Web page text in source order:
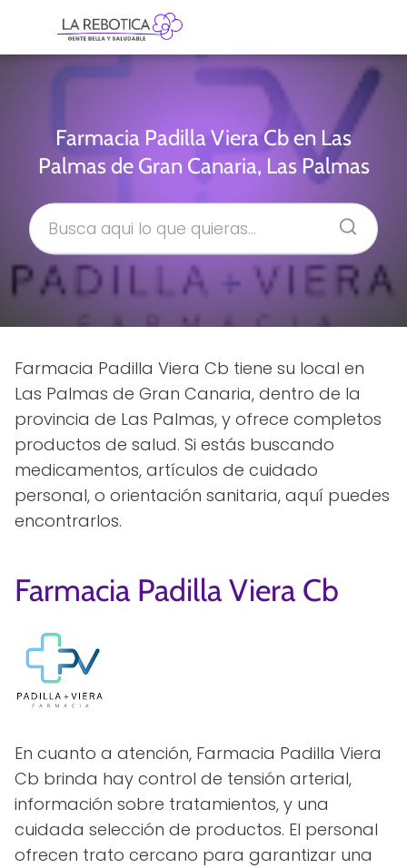
Farmacia Padilla Viera Cb en Las
Palmas de Gran Canaria, Las Palmas
Farmacia Padilla Viera Cb tiene su local en
Las Palmas de Gran Canaria, dentro de la
provincia de Las Palmas, y ofrece completos
productos de salud. Si estás buscando
medicamentos, artículos de cuidado
personal, o orientación sanitaria, aquí puedes
encontrarlos.
Farmacia Padilla Viera Cb
En cuanto a atención, Farmacia Padilla Viera
Cb brinda hay control de tensión arterial,
información sobre tratamientos, y una
cuidada selección de productos. El personal
ofrecen trato cercano para garantizar una